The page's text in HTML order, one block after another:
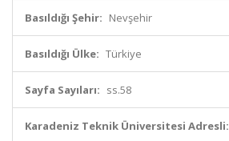
Basıldığı Şehir: Nevşehir
Basıldığı Ülke: Türkiye
Sayfa Sayıları: ss.58
Karadeniz Teknik Üniversitesi Adresli: